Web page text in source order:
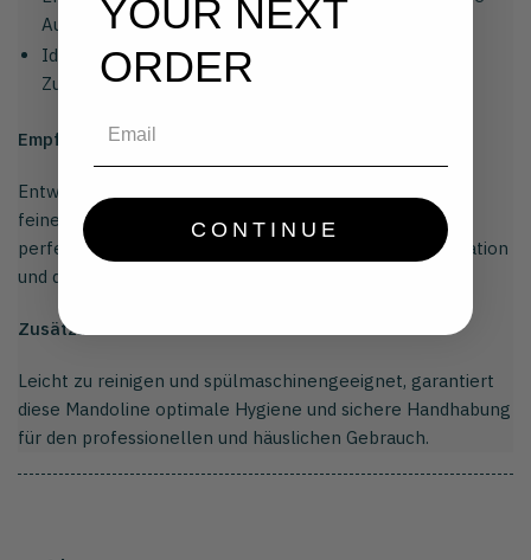
Aufbewahrung.
Ideal für Trüffel, Pilze, Hartkäse und andere feine
Zutaten.
Empfohlene Verwendung:
Entwickelt für Köche, Gastronomen und Liebhaber der
feinen Küche, gewährleistet diese Mandoline einen
perfekten Schnitt, ideal zur Verbesserung der Präsentation
und des Geschmacks der Gerichte.
Zusätzliche Vorteile:
Leicht zu reinigen und spülmaschinengeeignet, garantiert
diese Mandoline optimale Hygiene und sichere Handhabung
für den professionellen und häuslichen Gebrauch.
YOUR NEXT
ORDER
CONTINUE